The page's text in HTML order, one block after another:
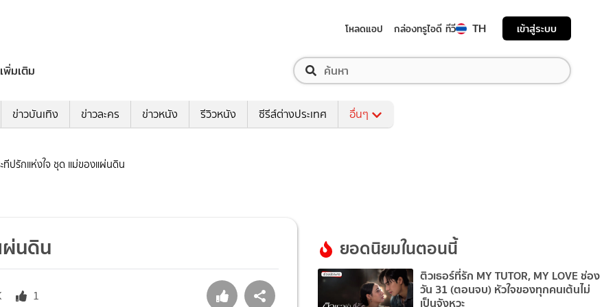
โหลดแอป กล่องทรูไอดี ทีวี TH เข้าสู่ระบบ
เพิ่มเติม
ข่าวบันเทิง ข่าวละคร ข่าวหนัง รีวิวหนัง ซีรีส์ต่างประเทศ อื่นๆ
ทีปรักแห่งใจ ชุด แม่ของแผ่นดิน
ผ่นดิน
1
ยอดนิยมในตอนนี้
ติวเธอร์ที่รัก MY TUTOR, MY LOVE ช่อง
วัน 31 (ตอนจบ) หัวใจของทุกคนเต้นไม่
เป็นจังหวะ